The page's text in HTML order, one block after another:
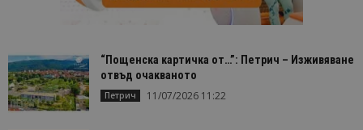
“Пощенска картичка от…”: Петрич – Изживяване
отвъд очакваното
Петрич 11/07/2026 11:22